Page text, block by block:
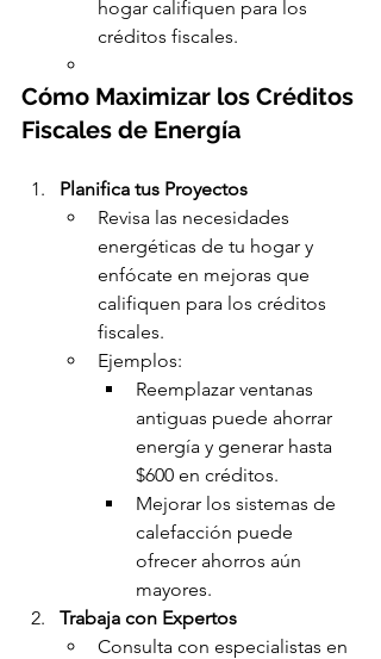
hogar califiquen para los
créditos fiscales.
Cómo Maximizar los Créditos
Fiscales de Energía
Planifica tus Proyectos
Revisa las necesidades
energéticas de tu hogar y
enfócate en mejoras que
califiquen para los créditos
fiscales.
Ejemplos:
Reemplazar ventanas
antiguas puede ahorrar
energía y generar hasta
$600 en créditos.
Mejorar los sistemas de
calefacción puede
ofrecer ahorros aún
mayores.
Trabaja con Expertos
Consulta con especialistas en